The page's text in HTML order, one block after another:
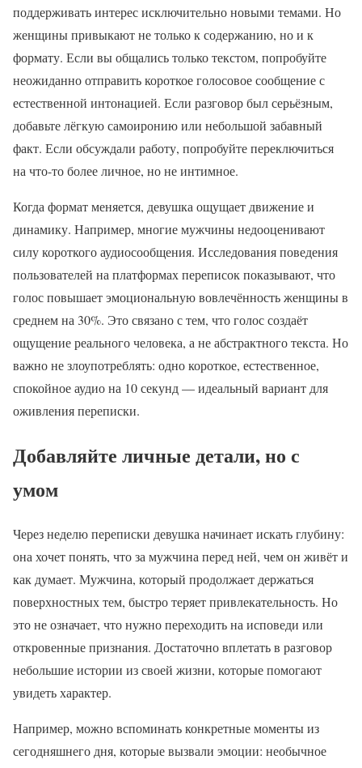
поддерживать интерес исключительно новыми темами. Но
женщины привыкают не только к содержанию, но и к
формату. Если вы общались только текстом, попробуйте
неожиданно отправить короткое голосовое сообщение с
естественной интонацией. Если разговор был серьёзным,
добавьте лёгкую самоиронию или небольшой забавный
факт. Если обсуждали работу, попробуйте переключиться
на что-то более личное, но не интимное.
Когда формат меняется, девушка ощущает движение и
динамику. Например, многие мужчины недооценивают
силу короткого аудиосообщения. Исследования поведения
пользователей на платформах переписок показывают, что
голос повышает эмоциональную вовлечённость женщины в
среднем на 30%. Это связано с тем, что голос создаёт
ощущение реального человека, а не абстрактного текста. Но
важно не злоупотреблять: одно короткое, естественное,
спокойное аудио на 10 секунд — идеальный вариант для
оживления переписки.
Добавляйте личные детали, но с
умом
Через неделю переписки девушка начинает искать глубину:
она хочет понять, что за мужчина перед ней, чем он живёт и
как думает. Мужчина, который продолжает держаться
поверхностных тем, быстро теряет привлекательность. Но
это не означает, что нужно переходить на исповеди или
откровенные признания. Достаточно вплетать в разговор
небольшие истории из своей жизни, которые помогают
увидеть характер.
Например, можно вспоминать конкретные моменты из
сегодняшнего дня, которые вызвали эмоции: необычное